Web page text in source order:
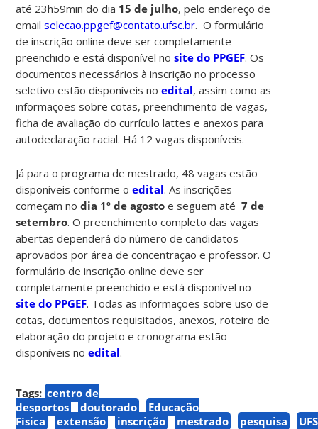
até 23h59min do dia 15 de julho, pelo endereço de
emailselecao.ppgef@contato.ufsc.br. O formulário
de inscrição online deve ser completamente
preenchido e está disponível no site do PPGEF. Os
documentos necessários à inscrição no processo
seletivo estão disponíveis noedital, assim como as
informações sobre cotas, preenchimento de vagas,
ficha de avaliação do currículo lattes e anexos para
autodeclaração racial. Há 12 vagas disponíveis.
Já para o programa de mestrado, 48 vagas estão
disponíveis conforme oedital. As inscrições
começam no dia 1º de agosto e seguem até 7 de
setembro. O preenchimento completo das vagas
abertas dependerá do número de candidatos
aprovados por área de concentração e professor. O
formulário de inscrição online deve ser
completamente preenchido e está disponível no
site do PPGEF. Todas as informações sobre uso de
cotas, documentos requisitados, anexos, roteiro de
elaboração do projeto e cronograma estão
disponíveis noedital.
Tags: centro de
desportos
doutorado
Educação
Física
extensão inscrição mestrado pesquisa